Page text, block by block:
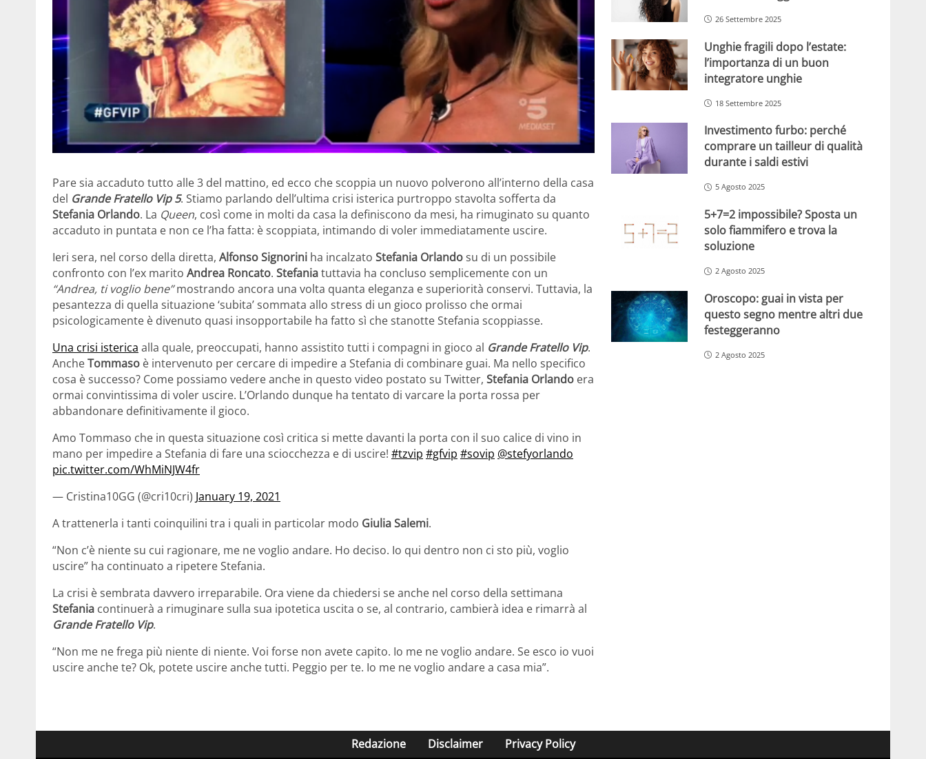
Pare sia accaduto tutto alle 3 del mattino, ed ecco che scoppia un nuovo polverono all’interno della casa
del Grande Fratello Vip 5. Stiamo parlando dell’ultima crisi isterica purtroppo stavolta sofferta da
Stefania Orlando. La Queen, così come in molti da casa la definiscono da mesi, ha rimuginato su quanto
accaduto in puntata e non ce l’ha fatta: è scoppiata, intimando di voler immediatamente uscire.
Ieri sera, nel corso della diretta, Alfonso Signorini ha incalzato Stefania Orlandosu di un possibile
confronto con l’ex marito Andrea Roncato. Stefaniatuttavia ha concluso semplicemente con un
“Andrea, ti voglio bene”mostrando ancora una volta quanta eleganza e superiorità conservi. Tuttavia, la
pesantezza di quella situazione ‘subita’ sommata allo stress di un gioco prolisso che ormai
psicologicamente è divenuto quasi insopportabile ha fatto sì che stanotte Stefania scoppiasse.
Una crisi isterica alla quale, preoccupati, hanno assistito tutti i compagni in gioco al Grande Fratello Vip.
AncheTommaso è intervenuto per cercare di impedire a Stefania di combinare guai. Ma nello specifico
cosa è successo? Come possiamo vedere anche in questo video postato su Twitter, Stefania Orlando era
ormai convintissima di voler uscire. L’Orlando dunque ha tentato di varcare la porta rossa per
abbandonare definitivamente il gioco.
Amo Tommaso che in questa situazione così critica si mette davanti la porta con il suo calice di vino in
mano per impedire a Stefania di fare una sciocchezza e di uscire! #tzvip #gfvip #sovip @stefyorlando
pic.twitter.com/WhMiNJW4fr
— Cristina10GG (@cri10cri) January 19, 2021
A trattenerla i tanti coinquilini tra i quali in particolar modo Giulia Salemi.
“Non c’è niente su cui ragionare, me ne voglio andare. Ho deciso. Io qui dentro non ci sto più, voglio
uscire” ha continuato a ripetere Stefania.
La crisi è sembrata davvero irreparabile. Ora viene da chiedersi se anche nel corso della settimana
Stefania continuerà a rimuginare sulla sua ipotetica uscita o se, al contrario, cambierà idea e rimarrà al
Grande Fratello Vip.
“Non me ne frega più niente di niente. Voi forse non avete capito. Io me ne voglio andare. Se esco io vuoi
uscire anche te? Ok, potete uscire anche tutti. Peggio per te. Io me ne voglio andare a casa mia”.
26 Settembre 2025
Unghie fragili dopo l’estate:
l’importanza di un buon
integratore unghie
18 Settembre 2025
Investimento furbo: perché
comprare un tailleur di qualità
durante i saldi estivi
5 Agosto 2025
5+7=2 impossibile? Sposta un
solo fiammifero e trova la
soluzione
2 Agosto 2025
Oroscopo: guai in vista per
questo segno mentre altri due
festeggeranno
2 Agosto 2025
Redazione Disclaimer Privacy Policy